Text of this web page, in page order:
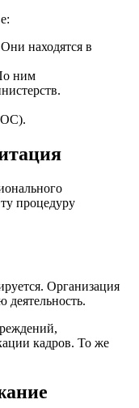
находятся в
ним
процедуру
Организация
деятельность.
кадров. То же